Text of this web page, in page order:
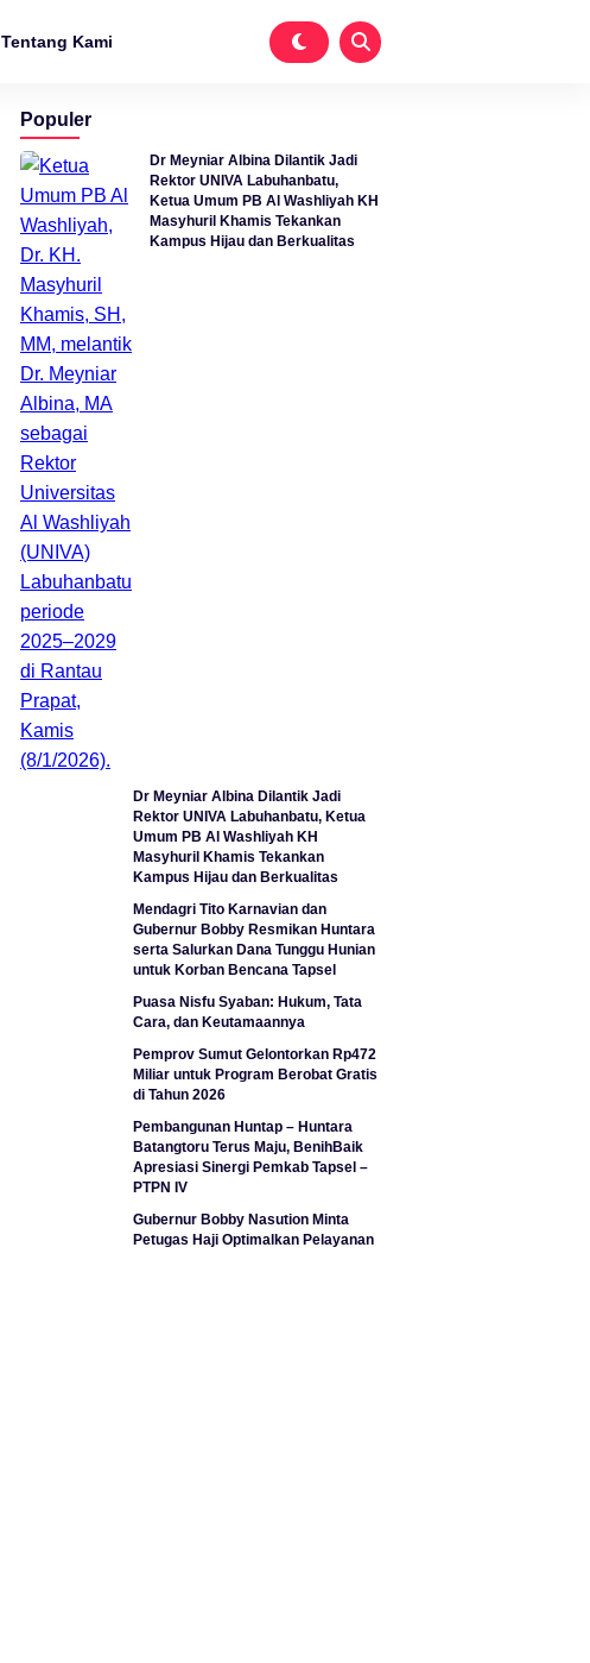
Tentang Kami
Populer
Dr Meyniar Albina Dilantik Jadi
Rektor UNIVA Labuhanbatu,
Ketua Umum PB Al Washliyah KH
Masyhuril Khamis Tekankan
Kampus Hijau dan Berkualitas
Dr Meyniar Albina Dilantik Jadi
Rektor UNIVA Labuhanbatu, Ketua
Umum PB Al Washliyah KH
Masyhuril Khamis Tekankan
Kampus Hijau dan Berkualitas
Mendagri Tito Karnavian dan
Gubernur Bobby Resmikan Huntara
serta Salurkan Dana Tunggu Hunian
untuk Korban Bencana Tapsel
Puasa Nisfu Syaban: Hukum, Tata
Cara, dan Keutamaannya
Pemprov Sumut Gelontorkan Rp472
Miliar untuk Program Berobat Gratis
di Tahun 2026
Pembangunan Huntap – Huntara
Batangtoru Terus Maju, BenihBaik
Apresiasi Sinergi Pemkab Tapsel –
PTPN IV
Gubernur Bobby Nasution Minta
Petugas Haji Optimalkan Pelayanan